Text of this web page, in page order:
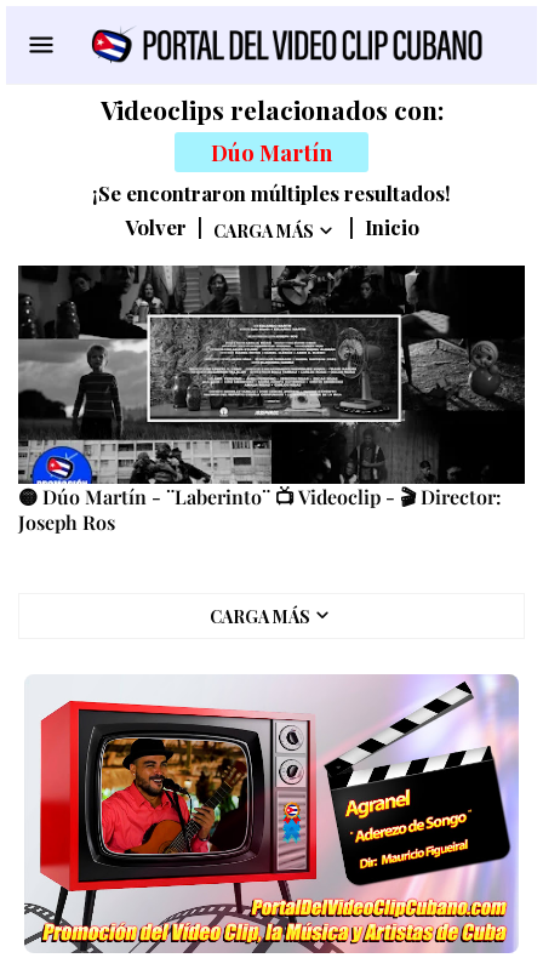
Videoclips relacionados con:
Dúo Martín
¡Se encontraron múltiples resultados!
Volver
CARGA MÁS Inicio
🟡 Dúo Martín - ¨Laberinto¨ 📺 Videoclip - 🎬 Director:
Joseph Ros
CARGA MÁS